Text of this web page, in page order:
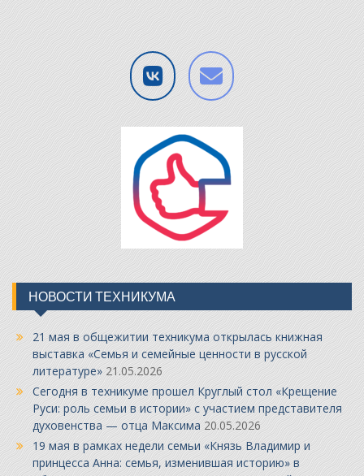
НОВОСТИ ТЕХНИКУМА
21 мая в общежитии техникума открылась книжная
выставка «Семья и семейные ценности в русской
литературе» 21.05.2026
Сегодня в техникуме прошел Круглый стол «Крещение
Руси: роль семьи в истории» с участием представителя
духовенства — отца Максима 20.05.2026
19 мая в рамках недели семьи «Князь Владимир и
принцесса Анна: семья, изменившая историю» в